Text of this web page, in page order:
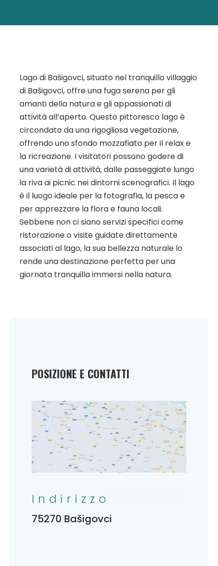
Lago di Bašigovci, situato nel tranquillo villaggio
di Bašigovci, offre una fuga serena per gli
amanti della natura e gli appassionati di
attività all’aperto. Questo pittoresco lago è
circondato da una rigogliosa vegetazione,
offrendo uno sfondo mozzafiato per il relax e
la ricreazione. I visitatori possono godere di
una varietà di attività, dalle passeggiate lungo
la riva ai picnic nei dintorni scenografici. Il lago
è il luogo ideale per la fotografia, la pesca e
per apprezzare la flora e fauna locali.
Sebbene non ci siano servizi specifici come
ristorazione o visite guidate direttamente
associati al lago, la sua bellezza naturale lo
rende una destinazione perfetta per una
giornata tranquilla immersi nella natura.
POSIZIONE E CONTATTI
Indirizzo
75270 Bašigovci